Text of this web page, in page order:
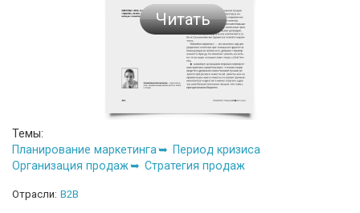
Читать
Темы:
Планирование маркетинга
Период кризиса
Организация продаж
Стратегия продаж
Отрасли: B2B